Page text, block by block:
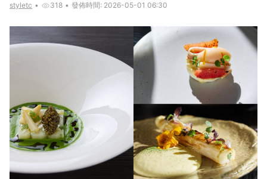
styletc • 318 • 發佈時間: 2026-05-01 06:30